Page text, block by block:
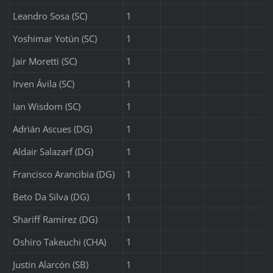
Leandro Sosa (SC)
1
Yoshimar Yotún (SC)
1
Jair Moretti (SC)
1
Irven Ávila (SC)
1
Ian Wisdom (SC)
1
Adrián Ascues (DG)
1
Aldair Salazarf (DG)
1
Francisco Arancibia (DG)
1
Beto Da Silva (DG)
1
Shariff Ramírez (DG)
1
Oshiro Takeuchi (CHA)
1
Justin Alarcón (SB)
1